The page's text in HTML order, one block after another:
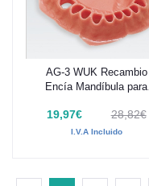
Añadir al carrito
AG-3 WUK Recambio
Encía Mandíbula para
19,97€ 28,82€
I.V.A Incluido